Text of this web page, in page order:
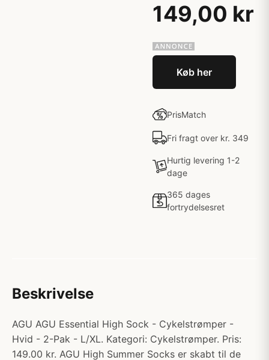
149,00 kr
Køb her
PrisMatch
Fri fragt over kr. 349
Hurtig levering 1-2
dage
365 dages
fortrydelsesret
Beskrivelse
AGU AGU Essential High Sock - Cykelstrømper -
Hvid - 2-Pak - L/XL. Kategori: Cykelstrømper. Pris:
149.00 kr. AGU High Summer Socks er skabt til de